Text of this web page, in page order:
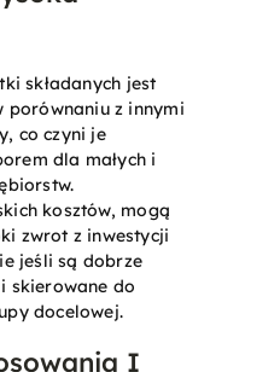
składanych jest
porównaniu z innymi
co czyni je
dla małych i
kosztów, mogą
zwrot z inwestycji
jeśli są dobrze
skierowane do
docelowej.
I